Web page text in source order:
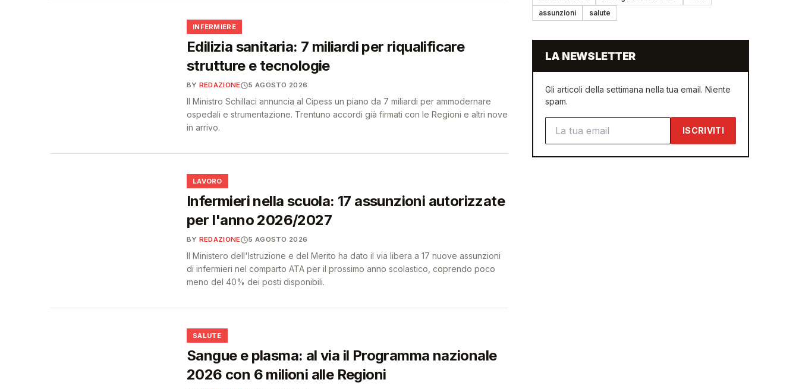
INFERMIERE
Edilizia sanitaria: 7 miliardi per riqualificare
strutture e tecnologie
BY REDAZIONE 5 AGOSTO 2026
Il Ministro Schillaci annuncia al Cipess un piano da 7 miliardi per ammodernare
ospedali e strumentazione. Trentuno accordi già firmati con le Regioni e altri nove
in arrivo.
LAVORO
Infermieri nella scuola: 17 assunzioni autorizzate
per l'anno 2026/2027
BY REDAZIONE 5 AGOSTO 2026
Il Ministero dell'Istruzione e del Merito ha dato il via libera a 17 nuove assunzioni
di infermieri nel comparto ATA per il prossimo anno scolastico, coprendo poco
meno del 40% dei posti disponibili.
SALUTE
Sangue e plasma: al via il Programma nazionale
2026 con 6 milioni alle Regioni
assunzioni
salute
LA NEWSLETTER
Gli articoli della settimana nella tua email. Niente
spam.
ISCRIVITI